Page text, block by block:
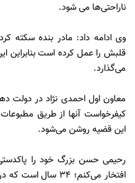
ناراحتی‌ها می شود.
وی ادامه داد: مادر بنده سکته
قلبش را عمل کرده است بنابراین
می‌گذارد.
معاون اول احمدی نژاد در دولت
کیفرخواست آنها از طریق
این قضیه روشن می‌شود.
رحیمی حسن بزرگ خود را
افتخار می‌کنم؛ 34